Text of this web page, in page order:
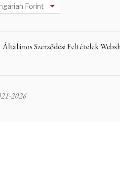
Általános Szerződési Feltételek
2026